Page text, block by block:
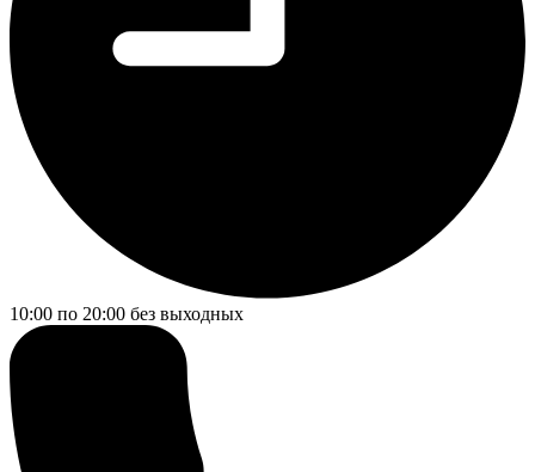
10:00 по 20:00 без выходных